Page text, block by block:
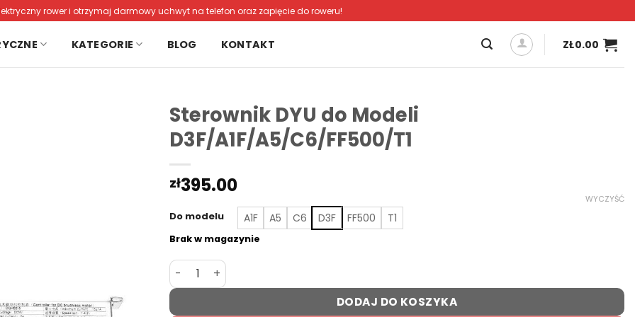
rower i otrzymaj darmowy uchwyt na telefon oraz zapięcie do roweru!
KATEGORIE BLOG KONTAKT ZŁ0.00
Sterownik DYU do Modeli
D3F/A1F/A5/C6/FF500/T1
zł395.00
Do modelu A1F A5 C6 D3F FF500 T1
WYCZYŚĆ
Brak w magazynie
ilość Sterownik DYU do Modeli D3F/A1F/A5/C6/FF500/T1
DODAJ DO KOSZYKA